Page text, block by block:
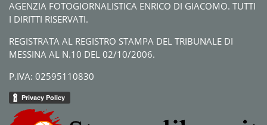
AGENZIA FOTOGIORNALISTICA ENRICO DI GIACOMO. TUTTI
I DIRITTI RISERVATI.
REGISTRATA AL REGISTRO STAMPA DEL TRIBUNALE DI
MESSINA AL N.10 DEL 02/10/2006.
P.IVA: 02595110830